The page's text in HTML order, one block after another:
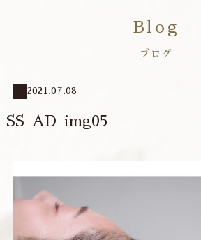
Blog
ブログ
2021.07.08
SS_AD_img05